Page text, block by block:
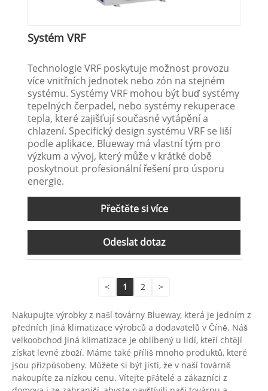
Systém VRF
Technologie VRF poskytuje možnost provozu
více vnitřních jednotek nebo zón na stejném
systému. Systémy VRF mohou být buď systémy
tepelných čerpadel, nebo systémy rekuperace
tepla, které zajišťují současné vytápění a
chlazení. Specifický design systému VRF se liší
podle aplikace. Blueway má vlastní tým pro
výzkum a vývoj, který může v krátké době
poskytnout profesionální řešení pro úsporu
energie.
Přečtěte si více
Odeslat dotaz
< 1 2 >
Nakupujte výrobky z naší továrny Blueway, která je jedním z
předních Jiná klimatizace výrobců a dodavatelů v Číně. Náš
velkoobchod Jiná klimatizace je oblíbený u lidí, kteří chtějí
získat levné zboží. Máme také příliš mnoho produktů, které
jsou přizpůsobeny. Můžete si být jisti, že v naší továrně
nakoupíte za nízkou cenu. Vítejte přátelé a zákazníci z